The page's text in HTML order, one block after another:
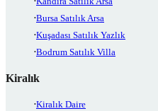
Bursa Satılık Arsa
Kuşadası Satılık Yazlık
Bodrum Satılık Villa
Kiralık
Kiralık Daire